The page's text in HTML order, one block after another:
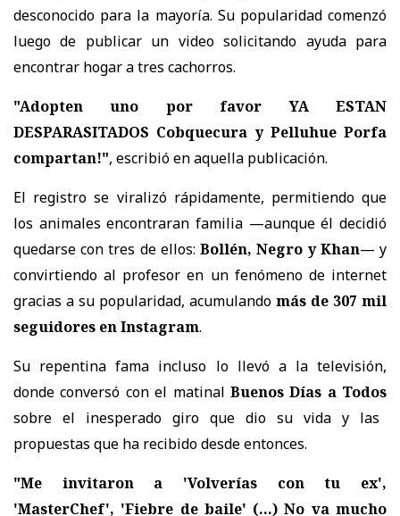
desconocido para la mayoría. Su popularidad comenzó
luego de publicar un video solicitando ayuda para
encontrar hogar a tres cachorros.
"Adopten uno por favor YA ESTAN
DESPARASITADOS Cobquecura y Pelluhue Porfa
compartan!", escribió en aquella publicación.
El registro se viralizó rápidamente, permitiendo que
los animales encontraran familia —aunque él decidió
quedarse con tres de ellos:Bollén, Negro y Khan— y
convirtiendo al profesor en un fenómeno de internet
gracias a su popularidad, acumulando más de 307 mil
seguidores en Instagram.
Su repentina fama incluso lo llevó a la televisión,
donde conversó con el matinal Buenos Días a Todos
sobre el inesperado giro que dio su vida y las
propuestas que ha recibido desde entonces.
"Me invitaron a 'Volverías con tu ex',
'MasterChef', 'Fiebre de baile' (...) No va mucho